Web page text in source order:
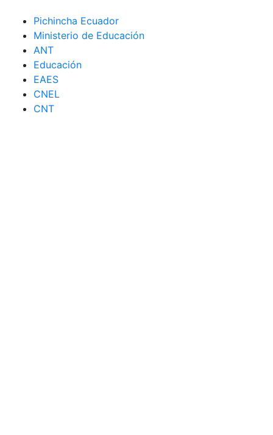
Pichincha Ecuador
Ministerio de Educación
ANT
Educación
EAES
CNEL
CNT